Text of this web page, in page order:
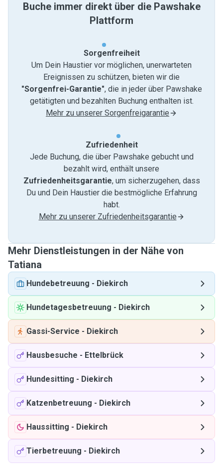
Buche immer direkt über die Pawshake
Plattform
Sorgenfreiheit
Um Dein Haustier vor möglichen, unerwarteten
Ereignissen zu schützen, bieten wir die
"Sorgenfrei-Garantie", die in jeder über Pawshake
getätigten und bezahlten Buchung enthalten ist.
Mehr zu unserer Sorgenfreigarantie
Zufriedenheit
Jede Buchung, die über Pawshake gebucht und
bezahlt wird, enthält unsere
Zufriedenheitsgarantie, um sicherzugehen, dass
Du und Dein Haustier die bestmögliche Erfahrung
habt.
Mehr zu unserer Zufriedenheitsgarantie
Mehr Dienstleistungen in der Nähe von
Tatiana
Hundebetreuung - Diekirch
Hundetagesbetreuung - Diekirch
Gassi-Service - Diekirch
Hausbesuche - Ettelbrück
Hundesitting - Diekirch
Katzenbetreuung - Diekirch
Haussitting - Diekirch
Tierbetreuung - Diekirch